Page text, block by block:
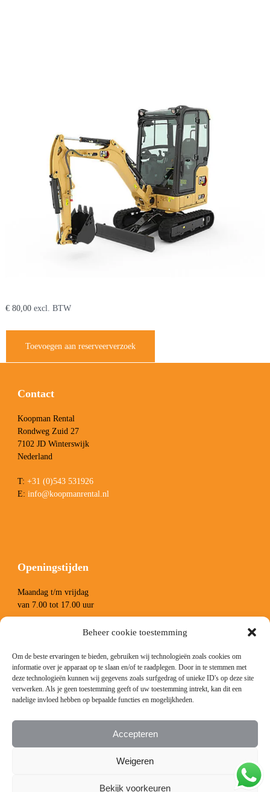
Beheer cookie toestemming
Om de beste ervaringen te bieden, gebruiken wij technologieën zoals cookies om
informatie over je apparaat op te slaan en/of te raadplegen. Door in te stemmen met
deze technologieën kunnen wij gegevens zoals surfgedrag of unieke ID's op deze site
verwerken. Als je geen toestemming geeft of uw toestemming intrekt, kan dit een
nadelige invloed hebben op bepaalde functies en mogelijkheden.
Accepteren
Weigeren
Bekijk voorkeuren
€80,00excl. BTW
Toevoegen aan reserveerverzoek
Contact
Koopman Rental
Rondweg Zuid 27
7102 JD Winterswijk
Nederland
T: +31 (0)543 531926
E: info@koopmanrental.nl
Openingstijden
Maandag t/m vrijdag
van 7.00 tot 17.00 uur
Zaterdag van 8.00 tot 13.00 uur
Volg ons
YouTube